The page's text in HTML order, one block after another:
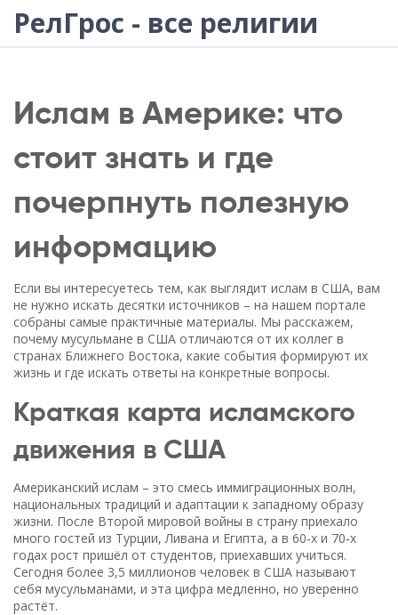
РелГрос - все религии
Ислам в Америке: что
стоит знать и где
почерпнуть полезную
информацию
Если вы интересуетесь тем, как выглядит ислам в США, вам
не нужно искать десятки источников – на нашем портале
собраны самые практичные материалы. Мы расскажем,
почему мусульмане в США отличаются от их коллег в
странах Ближнего Востока, какие события формируют их
жизнь и где искать ответы на конкретные вопросы.
Краткая карта исламского
движения в США
Американский ислам – это смесь иммиграционных волн,
национальных традиций и адаптации к западному образу
жизни. После Второй мировой войны в страну приехало
много гостей из Турции, Ливана и Египта, а в 60‑х и 70‑х
годах рост пришёл от студентов, приехавших учиться.
Сегодня более 3,5 миллионов человек в США называют
себя мусульманами, и эта цифра медленно, но уверенно
растёт.